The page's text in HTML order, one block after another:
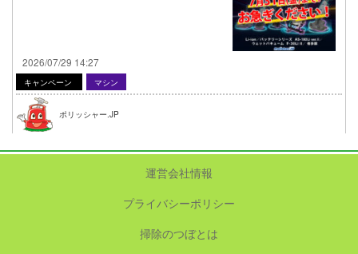
2026/07/29 14:27
キャンペーン マシン
ポリッシャー.JP
運営会社情報
プライバシーポリシー
掃除のつぼとは